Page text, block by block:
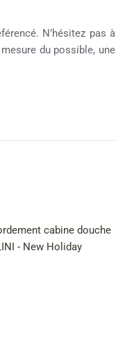
N’hésitez pas à
du possible, une
cabine douche
- New Holiday